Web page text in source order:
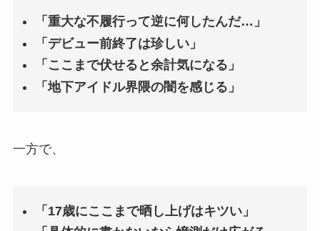
「重大な不履行って逆に何したんだ…」
「デビュー前終了は珍しい」
「ここまで伏せると余計気になる」
「地下アイドル界隈の闇を感じる」
一方で、
「17歳にここまで晒し上げはキツい」